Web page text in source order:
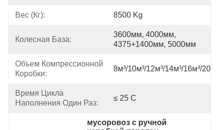
Вес (кг): 8500 Kg
Колесная База:
3600мм, 4000мм,
4375+1400мм, 5000мм
Объем Компрессионной
Коробки:
8м³/10м³/12м³/14м³/16м³/20м³
Время Цикла
Наполнения Один Раз:
≤ 25 С
мусоровоз с ручной